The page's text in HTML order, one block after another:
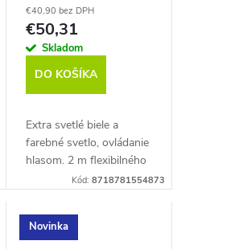
Zigbee (FL 122 C)
€40,90 bez DPH
€50,31
Skladom
DO KOŠÍKA
Extra svetlé biele a
farebné svetlo, ovládanie
hlasom. 2 m flexibilného
pásika s 16 M farieb pre
interiéri. Zásuvkový...
Kód: 8718781554873
Novinka